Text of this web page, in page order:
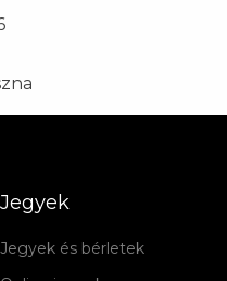
Jegyek
Jegyek és bérletek